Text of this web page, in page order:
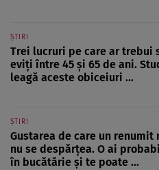
ȘTIRI
Trei lucruri pe care ar trebui
eviți între 45 și 65 de ani.
leagă aceste obiceiuri ...
ȘTIRI
Gustarea de care un renumit
nu se despărțea. O ai
în bucătărie și te poate ...